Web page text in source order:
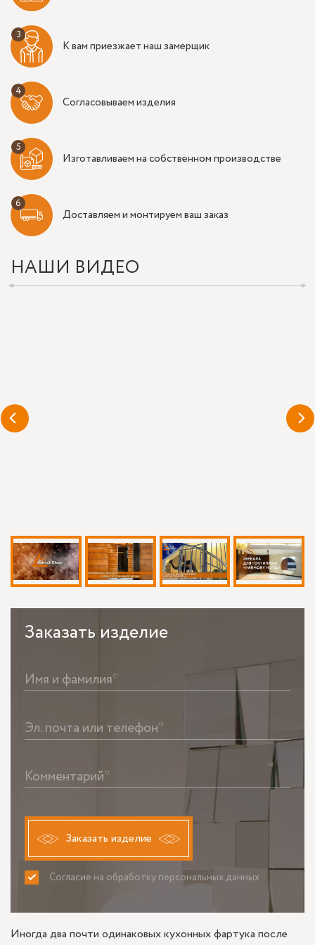
К вам приезжает наш замерщик
Согласовываем изделия
Изготавливаем на собственном производстве
Доставляем и монтируем ваш заказ
НАШИ ВИДЕО
Заказать изделие
Имя и фамилия*
Эл. почта или телефон*
Комментарий*
Заказать изделие
Согласие на обработку персональных данных
ПРИНИМАЮ НЕ ПРИНИМАЮ
Иногда два почти одинаковых кухонных фартука после